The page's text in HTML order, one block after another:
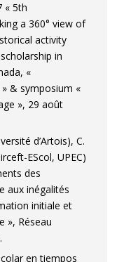
« 5th
a 360° view of
activity
in
«
& symposium «
», 29 août
d’Artois), C.
EScol, UPEC)
des
aux inégalités
initiale et
», Réseau
en tiempos